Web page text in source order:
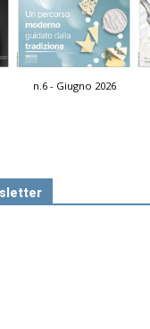
n.6 - Giugno 2026